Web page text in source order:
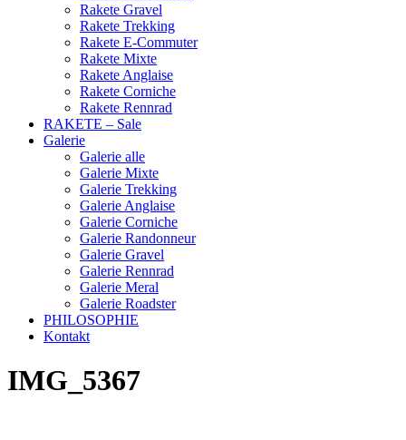
Rakete Gravel
Rakete Trekking
Rakete E-Commuter
Rakete Mixte
Rakete Anglaise
Rakete Corniche
Rakete Rennrad
RAKETE – Sale
Galerie
Galerie alle
Galerie Mixte
Galerie Trekking
Galerie Anglaise
Galerie Corniche
Galerie Randonneur
Galerie Gravel
Galerie Rennrad
Galerie Meral
Galerie Roadster
PHILOSOPHIE
Kontakt
IMG_5367